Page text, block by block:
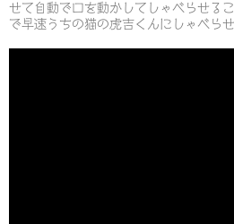
せて自動で口を動かしてしゃべらせる
で早速うちの猫の虎吉くんにしゃべらせ